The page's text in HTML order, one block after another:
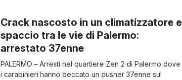
Crack nascosto in un climatizzatore e
spaccio tra le vie di Palermo:
arrestato 37enne
PALERMO – Arresti nel quartiere Zen 2 di Palermo dove
i carabinieri hanno beccato un pusher 37enne sul